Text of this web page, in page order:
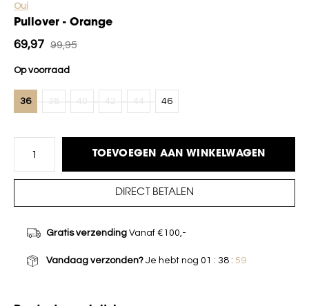
Oui
Pullover - Orange
69,97 99,95
Op voorraad
36 38 40 42 44 46
TOEVOEGEN AAN WINKELWAGEN
DIRECT BETALEN
Gratis verzendingVanaf €100,-
Vandaag verzonden?Je hebt nog 01 : 38 : 59